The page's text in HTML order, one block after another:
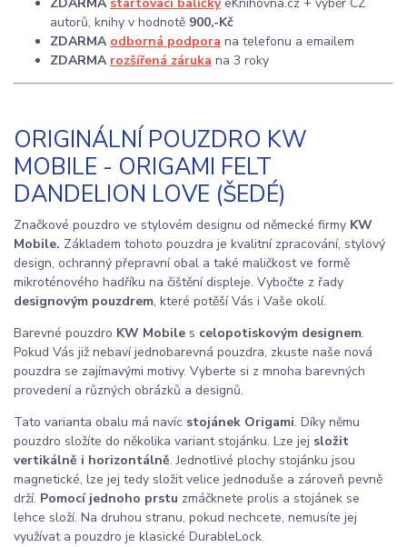
autorů, knihy v hodnotě 900,-Kč
ZDARMA odborná podpora na telefonu a emailem
ZDARMA rozšířená záruka na 3 roky
ORIGINÁLNÍ POUZDRO KW
MOBILE - ORIGAMI FELT
DANDELION LOVE (ŠEDÉ)
Značkové pouzdro ve stylovém designu od německé firmy KW
Mobile. Základem tohoto pouzdra je kvalitní zpracování, stylový
design, ochranný přepravní obal a také maličkost ve formě
mikroténového hadříku na čištění displeje. Vybočte z řady
designovým pouzdrem, které potěší Vás i Vaše okolí.
Barevné pouzdro KW Mobile s celopotiskovým designem.
Pokud Vás již nebaví jednobarevná pouzdra, zkuste naše nová
pouzdra se zajímavými motivy. Vyberte si z mnoha barevných
provedení a různých obrázků a designů.
Tato varianta obalu má navíc stojánek Origami. Díky němu
pouzdro složíte do několika variant stojánku. Lze jej složit
vertikálně i horizontálně. Jednotlivé plochy stojánku jsou
magnetické, lze jej tedy složit velice jednoduše a zároveň pevně
drží. Pomocí jednoho prstu zmáčknete prolis a stojánek se
lehce složí. Na druhou stranu, pokud nechcete, nemusíte jej
využívat a pouzdro je klasické DurableLock.